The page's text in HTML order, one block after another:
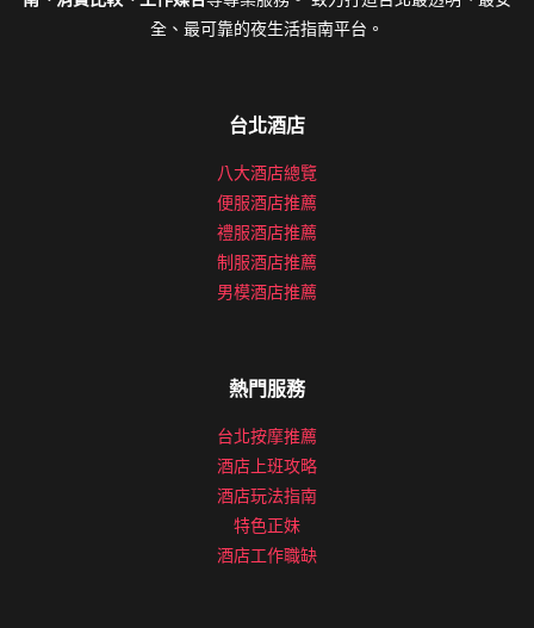
全、最可靠的夜生活指南平台。
台北酒店
八大酒店總覽
便服酒店推薦
禮服酒店推薦
制服酒店推薦
男模酒店推薦
熱門服務
台北按摩推薦
酒店上班攻略
酒店玩法指南
特色正妹
酒店工作職缺